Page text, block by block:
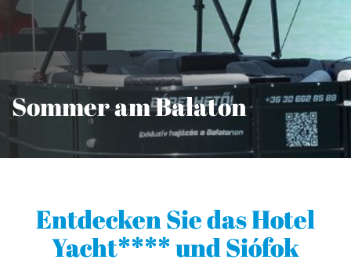
Sommer am Balaton
Entdecken Sie das Hotel
Yacht**** und Siófok